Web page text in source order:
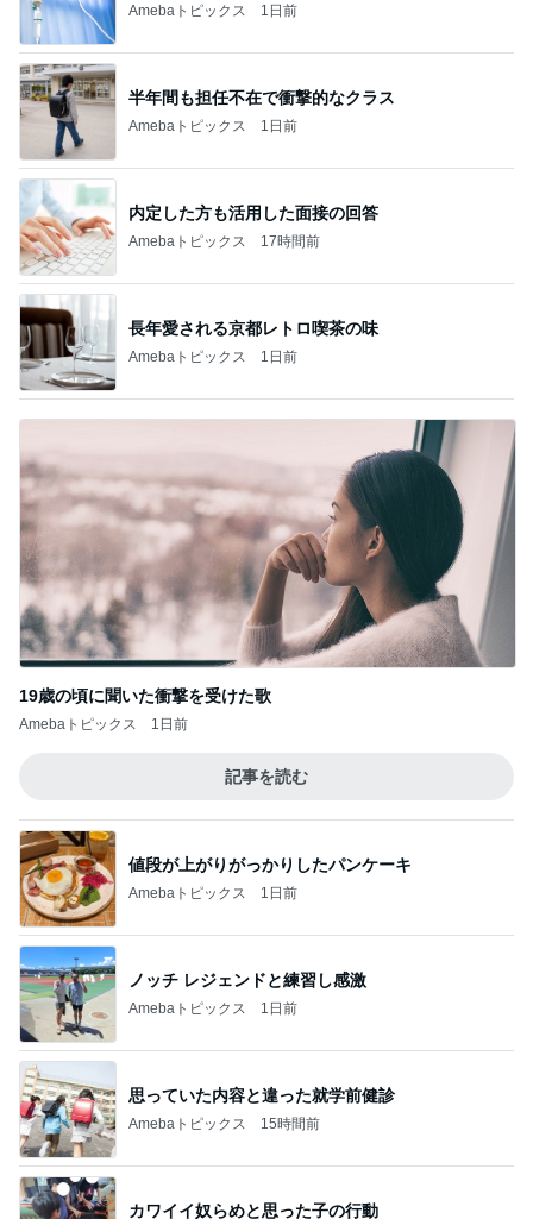
Amebaトピックス 1日前
半年間も担任不在で衝撃的なクラス
Amebaトピックス 1日前
内定した方も活用した面接の回答
Amebaトピックス 17時間前
長年愛される京都レトロ喫茶の味
Amebaトピックス 1日前
19歳の頃に聞いた衝撃を受けた歌
Amebaトピックス 1日前
記事を読む
値段が上がりがっかりしたパンケーキ
Amebaトピックス 1日前
ノッチ レジェンドと練習し感激
Amebaトピックス 1日前
思っていた内容と違った就学前健診
Amebaトピックス 15時間前
カワイイ奴らめと思った子の行動